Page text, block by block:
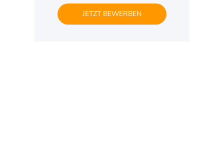
JETZT BEWERBEN